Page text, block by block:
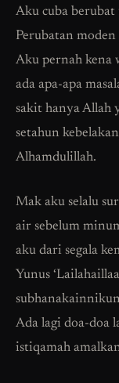
Aku cuba
Perubatan moden
Aku pernah kena
ada apa-apa
sakit hanya Allah
setahun
Alhamdulillah.
Mak aku selalu
air sebelum
aku dari segala
Yunus
Ada lagi doa-doa
istiqamah